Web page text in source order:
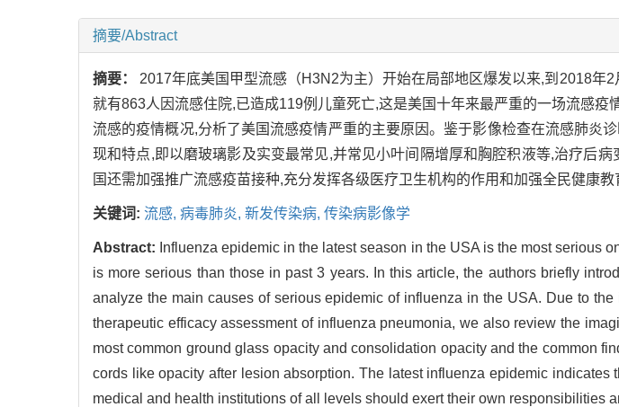
摘要/Abstract
摘要： 2017年底美国甲型流感（H3N2为主）开始在局部地区爆发以来,到2018年
就有863人因流感住院,已造成119例儿童死亡,这是美国十年来最严重的一场流感
流感的疫情概况,分析了美国流感疫情严重的主要原因。鉴于影像检查在流感肺炎
现和特点,即以磨玻璃影及实变最常见,并常见小叶间隔增厚和胸腔积液等,治疗后
国还需加强推广流感疫苗接种,充分发挥各级医疗卫生机构的作用和加强全民健康教
关键词: 流感, 病毒肺炎, 新发传染病, 传染病影像学
Abstract: Influenza epidemic in the latest season in the USA is the most serious
is more serious than those in past 3 years. In this article, the authors briefly
analyze the main causes of serious epidemic of influenza in the USA. Due to
therapeutic efficacy assessment of influenza pneumonia, we also review the
most common ground glass opacity and consolidation opacity and the common
cords like opacity after lesion absorption. The latest influenza epidemic
medical and health institutions of all levels should exert their own responsibilities